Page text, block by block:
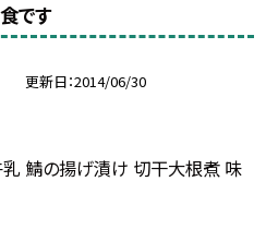
です
更新日 2014/06/30
鯖の揚げ漬け 切干大根煮 味